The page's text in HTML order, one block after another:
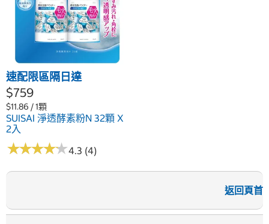
速配限區隔日達
$759
$11.86 / 1顆
SUISAI 淨透酵素粉N 32顆 X
2入
★★★★★
★★★★★4.3 (4)
返回頁首